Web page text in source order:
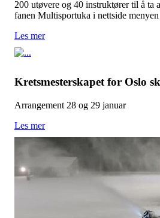
200 utøvere og 40 instruktører til å ta
fanen Multisportuka i nettside menyen
Les mer
Kretsmesterskapet for Oslo
Arrangement 28 og 29 januar
Les mer